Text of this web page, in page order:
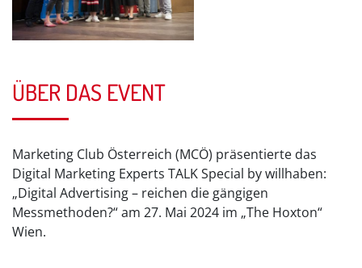
ÜBER DAS EVENT
Marketing Club Österreich (MCÖ) präsentierte das
Digital Marketing Experts TALK Special by willhaben:
„Digital Advertising – reichen die gängigen
Messmethoden?“ am 27. Mai 2024 im „The Hoxton“
Wien.